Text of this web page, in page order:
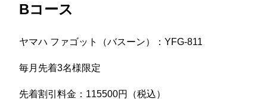
Bコース
ヤマハ ファゴット（バスーン）：YFG-811
毎月先着3名様限定
先着割引料金：115500円（税込）